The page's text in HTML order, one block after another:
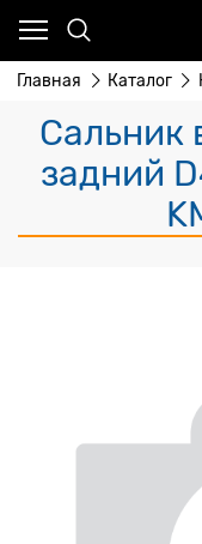
Главная Каталог
Сальник
задний